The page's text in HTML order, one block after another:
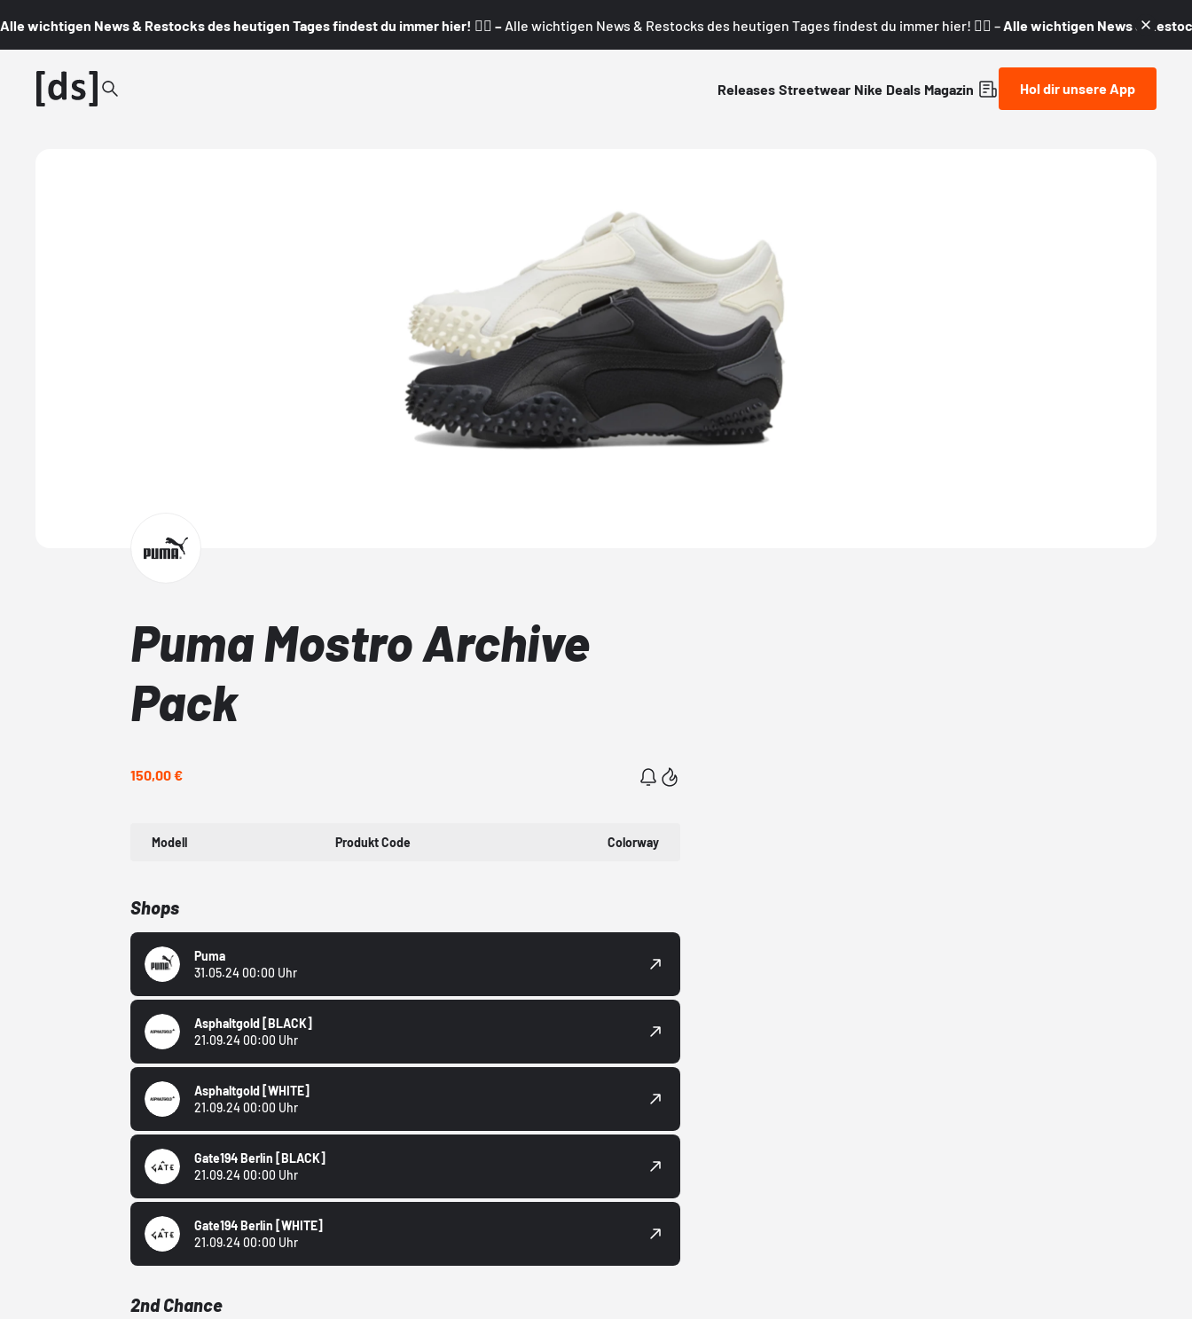
Alle wichtigen News & Restocks des heutigen Tages findest du immer hier! 👇🏼 – Alle wichtigen News & Restocks des heutigen Tages findest du immer hier! 👇🏼 – Alle wichtigen News &
Releases Streetwear Nike Deals Magazin Hol dir unsere App
Puma Mostro Archive
Pack
150,00 €
Modell Produkt Code Colorway
Shops
Puma
31.05.24 00:00 Uhr
Asphaltgold [BLACK]
21.09.24 00:00 Uhr
Asphaltgold [WHITE]
21.09.24 00:00 Uhr
Gate194 Berlin [BLACK]
21.09.24 00:00 Uhr
Gate194 Berlin [WHITE]
21.09.24 00:00 Uhr
2nd Chance